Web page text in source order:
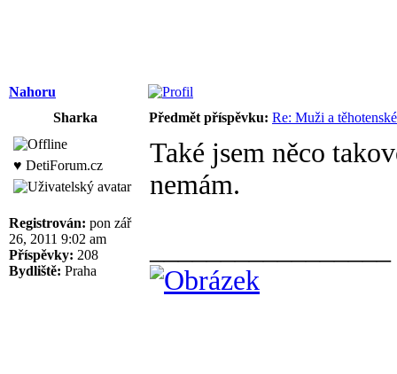
Nahoru
Sharka
Předmět příspěvku: Re: Muži a
♥ DetiForum.cz
Registrován: pon zář
26, 2011 9:02 am
Příspěvky: 208
Bydliště: Praha
Také jsem něco
nemám.